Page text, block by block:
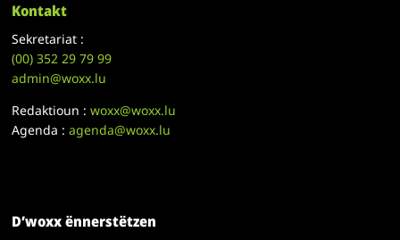
Kontakt
Sekretariat :
(00)352 29 79 99
admin@woxx.lu
Redaktioun :woxx@woxx.lu
Agenda :agenda@woxx.lu
D’woxx ënnerstëtzen